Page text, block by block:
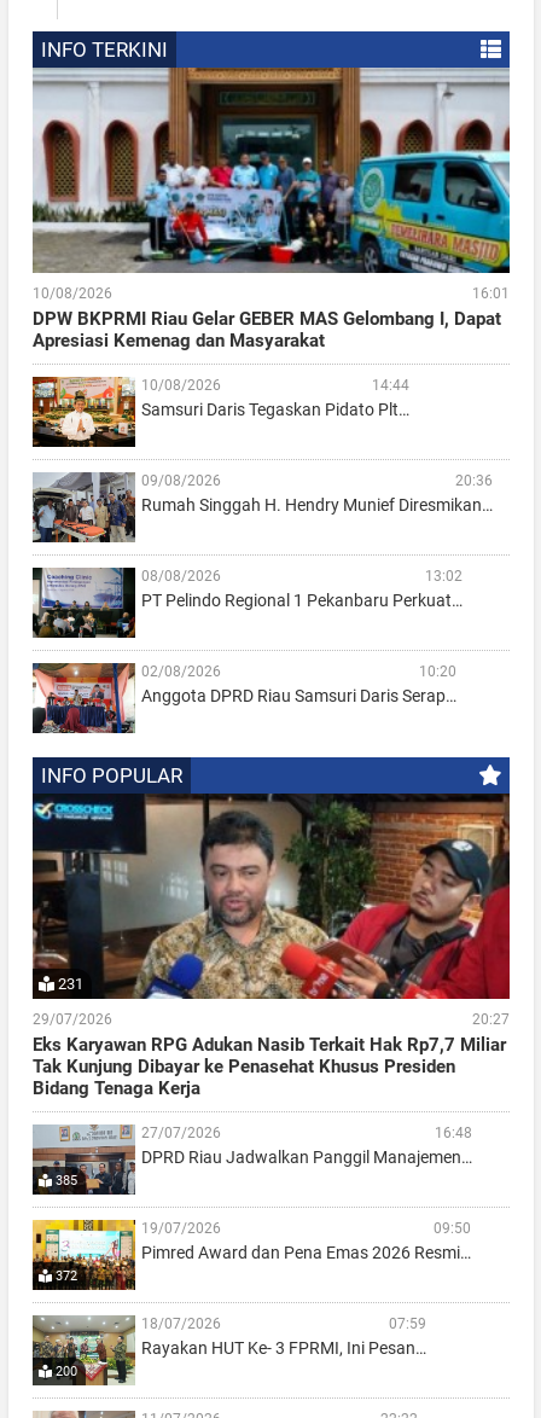
INFO TERKINI
10/08/2026 16:01
DPW BKPRMI Riau Gelar GEBER MAS Gelombang I, Dapat
Apresiasi Kemenag dan Masyarakat
10/08/2026 14:44
Samsuri Daris Tegaskan Pidato Plt…
09/08/2026 20:36
Rumah Singgah H. Hendry Munief Diresmikan…
08/08/2026 13:02
PT Pelindo Regional 1 Pekanbaru Perkuat…
02/08/2026 10:20
Anggota DPRD Riau Samsuri Daris Serap…
INFO POPULAR
231
29/07/2026 20:27
Eks Karyawan RPG Adukan Nasib Terkait Hak Rp7,7 Miliar
Tak Kunjung Dibayar ke Penasehat Khusus Presiden
Bidang Tenaga Kerja
385
27/07/2026 16:48
DPRD Riau Jadwalkan Panggil Manajemen…
372
19/07/2026 09:50
Pimred Award dan Pena Emas 2026 Resmi…
200
18/07/2026 07:59
Rayakan HUT Ke- 3 FPRMI, Ini Pesan…